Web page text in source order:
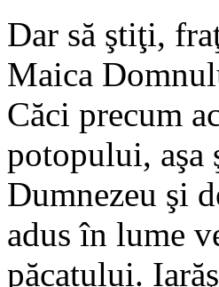
Dar să ştiţi,
Maica
Căci precum
potopului, aşa
Dumnezeu şi
adus în lume
păcatului.